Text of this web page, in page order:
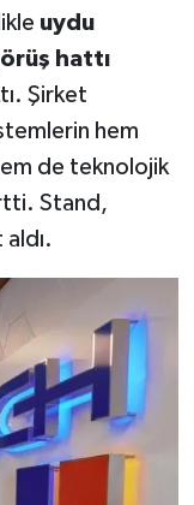
uydu
hattı
Şirket
hem
de teknolojik
Stand,